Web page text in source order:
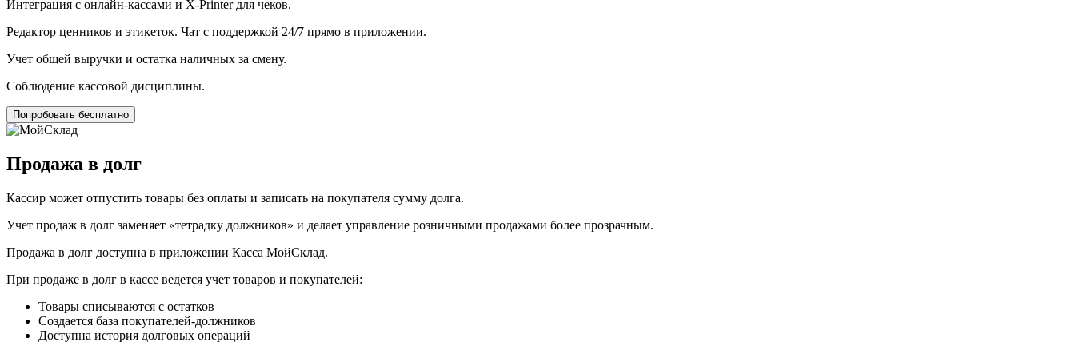
Интеграция с онлайн-кассами и X‑Printer для чеков.
Редактор ценников и этикеток. Чат с поддержкой 24/7 прямо в приложении.
Учет общей выручки и остатка наличных за смену.
Соблюдение кассовой дисциплины.
Попробовать бесплатно
Продажа в долг
Кассир может отпустить товары без оплаты и записать на покупателя сумму долга.
Учет продаж в долг заменяет «тетрадку должников» и делает управление розничными продажами более прозрачным.
Продажа в долг доступна в приложении Касса МойСклад.
При продаже в долг в кассе ведется учет товаров и покупателей:
Товары списываются с остатков
Создается база покупателей-должников
Доступна история долговых операций